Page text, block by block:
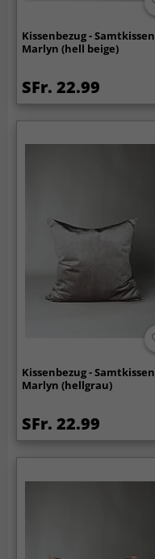
Kissenbezug - Samtkissen
Marlyn (hell beige)
SFr. 22.99
Kissenbezug - Samtkissen
Marlyn (hellgrau)
SFr. 22.99